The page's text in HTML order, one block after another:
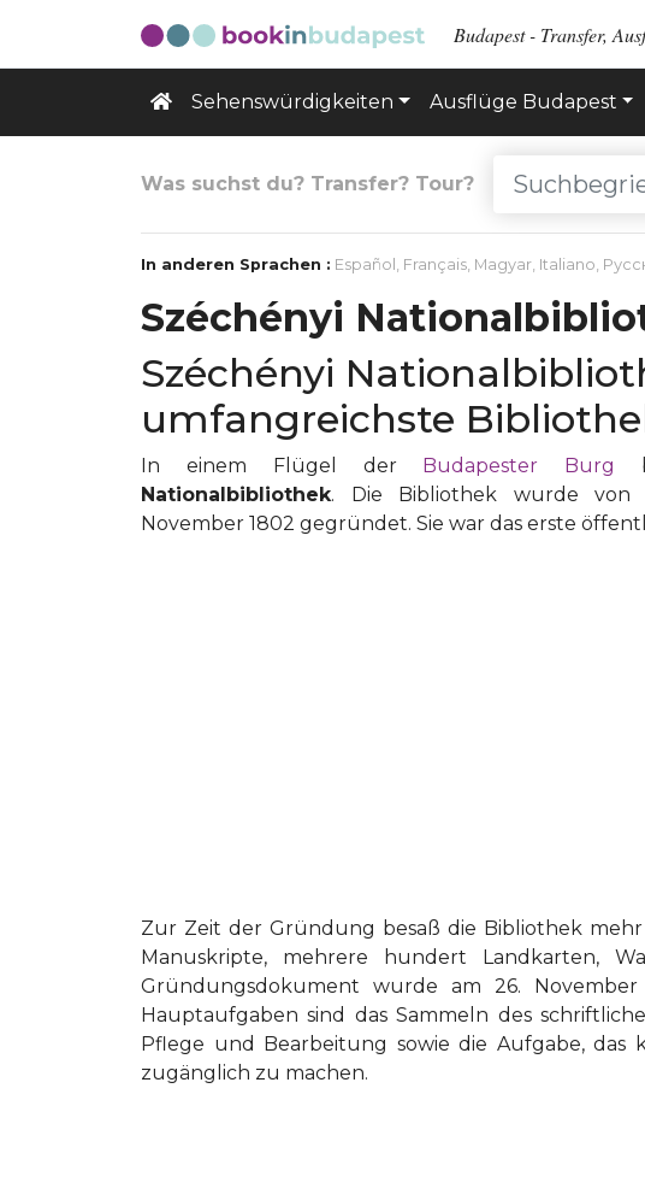
Budapest - Transfer,
Sehenswürdigkeiten Ausflüge Budapest
Was suchst du? Transfer? Tour?
In anderen Sprachen : Español , Français, Magyar, Italiano,
Széchényi
Széchényi
umfangreichste
In einem Flügel der Budapester Burg
Nationalbibliothek. Die Bibliothek wurde von
November 1802 gegründet. Sie war das erste
Zur Zeit der Gründung besaß die Bibliothek mehr
Manuskripte, mehrere hundert Landkarten,
Gründungsdokument wurde am 26.
Hauptaufgaben sind das Sammeln des
Pflege und Bearbeitung sowie die Aufgabe,
zugänglich zu machen.